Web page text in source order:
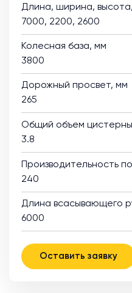
Длина, ширина,
7000, 2200, 2600
Колесная база, мм
3800
Дорожный просвет, мм
265
Общий объем
3.8
Производительность
240
Длина всасывающего
6000
Оставить заявку